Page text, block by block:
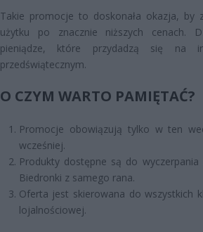
Takie promocje to doskonała okazja, by
użytku po znacznie niższych cenach.
pieniądze, które przydadzą się na
przedświątecznym.
O CZYM WARTO PAMIĘTAĆ?
Promocje obowiązują tylko w ten
wcześniej.
Produkty dostępne są do
Biedronki z samego rana.
Oferta jest skierowana do wszystkich
lojalnościowej.